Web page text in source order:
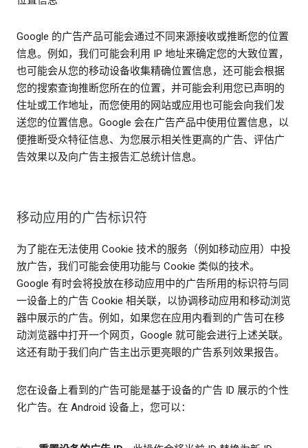
Google 的广告产品可能会通过不同来源接收或推断您的位置
信息。例如，我们可能会利用 IP 地址来确定您的大致位置，
也可能会从您的移动设备收集精确位置信息，还可能会根据
您的搜索查询推断您所在的位置，并可能会利用您已声明的
住址或工作地址，而您使用的网站或应用也可能会向我们发
送您的位置信息。Google 会在广告产品中使用位置信息，以
便推断受众特征信息、为您展示相关性更高的广告、评估广
告效果以及向广告主报告汇总统计信息。
移动应用的广告标识符
为了能在无法使用 Cookie 技术的服务（例如移动应用）中投
放广告，我们可能会使用功能与 Cookie 类似的技术。
Google 有时会将投放在移动应用中的广告所用的标识符与同
一设备上的广告 Cookie 相关联，以协调移动应用和移动浏览
器中展示的广告。例如，如果您在应用内看到的广告可在移
动浏览器中打开一个网页，Google 就可能会进行上述关联。
这还有助于我们向广告主出示更亮眼的广告系列效果报告。
您在设备上看到的广告可能是基于设备的广告 ID 展示的个性
化广告。在 Android 设备上，您可以：